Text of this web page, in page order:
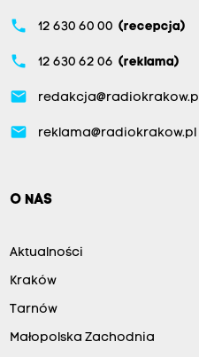
phone 12 630 60 00 (recepcja)
phone 12 630 62 06 (reklama)
email redakcja@radiokrakow.pl
email reklama@radiokrakow.pl
O NAS
Aktualności
Kraków
Tarnów
Małopolska Zachodnia